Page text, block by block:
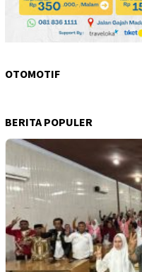
OTOMOTIF
BERITA POPULER